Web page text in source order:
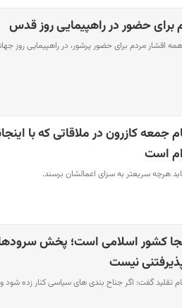
برای حضور در راهپیمایی روز قدس
اقشار مردم برای حضور پرشور، در راهپیمایی روز
جمعه کازرون در ملاقاتی که با
است
هرچه سریعتر به سزای اعمالشان برسند.
کشور اسلامی است؛ پخش
نیست
تقلید گفت: اگر جناح بندی های سیاسی کنار زده شود